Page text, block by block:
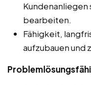
Kundenanliegen
bearbeiten.
Fähigkeit,
aufzubauen und